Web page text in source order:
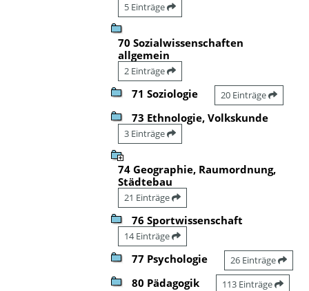
5 Einträge
70 Sozialwissenschaften
allgemein
2 Einträge
71 Soziologie 20 Einträge
73 Ethnologie, Volkskunde
3 Einträge
74 Geographie, Raumordnung,
Städtebau
21 Einträge
76 Sportwissenschaft
14 Einträge
77 Psychologie 26 Einträge
80 Pädagogik 113 Einträge